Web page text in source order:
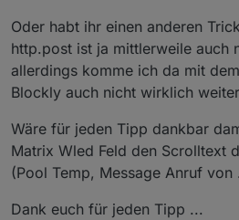
Oder habt ihr einen anderen
http.post ist ja mittlerweile auch
allerdings komme ich da mit
Blockly auch nicht wirklich
Wäre für jeden Tipp dankbar
Matrix Wled Feld den Scrolltext
(Pool Temp, Message Anruf von
Dank euch für jeden Tipp ...